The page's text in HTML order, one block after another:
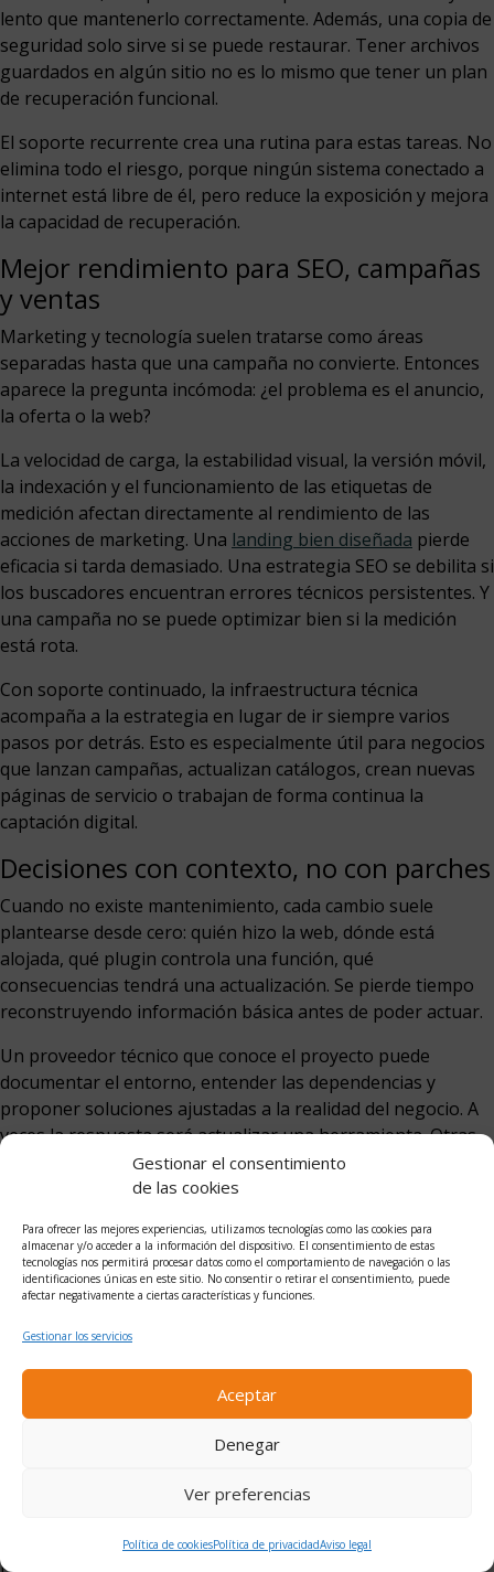
Gestionar el consentimiento
de las cookies
Para ofrecer las mejores experiencias, utilizamos tecnologías como las cookies para
almacenar y/o acceder a la información del dispositivo. El consentimiento de estas
tecnologías nos permitirá procesar datos como el comportamiento de navegación o las
identificaciones únicas en este sitio. No consentir o retirar el consentimiento, puede
afectar negativamente a ciertas características y funciones.
Gestionar los servicios
Aceptar
Denegar
Ver preferencias
Política de cookiesPolítica de privacidadAviso legal
lento que mantenerlo correctamente. Además, una copia de
seguridad solo sirve si se puede restaurar. Tener archivos
guardados en algún sitio no es lo mismo que tener un plan
de recuperación funcional.
El soporte recurrente crea una rutina para estas tareas. No
elimina todo el riesgo, porque ningún sistema conectado a
internet está libre de él, pero reduce la exposición y mejora
la capacidad de recuperación.
Mejor rendimiento para SEO, campañas
y ventas
Marketing y tecnología suelen tratarse como áreas
separadas hasta que una campaña no convierte. Entonces
aparece la pregunta incómoda: ¿el problema es el anuncio,
la oferta o la web?
La velocidad de carga, la estabilidad visual, la versión móvil,
la indexación y el funcionamiento de las etiquetas de
medición afectan directamente al rendimiento de las
acciones de marketing. Una landing bien diseñada pierde
eficacia si tarda demasiado. Una estrategia SEO se debilita si
los buscadores encuentran errores técnicos persistentes. Y
una campaña no se puede optimizar bien si la medición
está rota.
Con soporte continuado, la infraestructura técnica
acompaña a la estrategia en lugar de ir siempre varios
pasos por detrás. Esto es especialmente útil para negocios
que lanzan campañas, actualizan catálogos, crean nuevas
páginas de servicio o trabajan de forma continua la
captación digital.
Decisiones con contexto, no con parches
Cuando no existe mantenimiento, cada cambio suele
plantearse desde cero: quién hizo la web, dónde está
alojada, qué plugin controla una función, qué
consecuencias tendrá una actualización. Se pierde tiempo
reconstruyendo información básica antes de poder actuar.
Un proveedor técnico que conoce el proyecto puede
documentar el entorno, entender las dependencias y
proponer soluciones ajustadas a la realidad del negocio. A
veces la respuesta será actualizar una herramienta. Otras,
retirar una funcionalidad innecesaria,mejorar el hosting
replantear una integración que se ha quedado corta.
Ese contexto también evita el parcheo infinito. Hay arreglos
rápidos que son razonables en una urgencia. El problema
es convertirlos en la arquitectura permanente de la web.
Con una revisión regular, las decisiones temporales se
identifican y se corrigen antes de acumular deuda técnica.
Qué debería incluir un soporte que
realmente aporte valor
No todos los planes de mantenimiento son iguales.
Algunos cubren actualizaciones básicas y atención limitada.
Otros incluyen monitorización, seguridad, optimización de
rendimiento, pequeñas mejoras y acompañamiento técnico
para nuevas iniciativas. La elección depende del tipo de